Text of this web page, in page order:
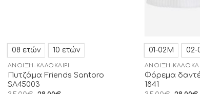
08 ετών 10 ετών
ΆΝΟΙΞΗ-ΚΑΛΟΚΑΊΡΙ
Πυτζάμα Friends Santoro
SA45003
01-02Μ
ΆΝΟΙΞΗ-
Φόρεμα
1841